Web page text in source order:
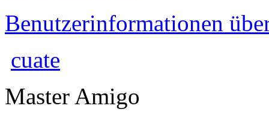
Benutzerinformationen
cuate
Master Amigo